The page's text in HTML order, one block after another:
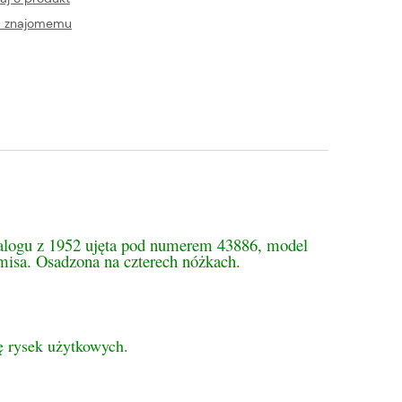
znajomemu
z 1952 ujęta pod numerem 43886, model
Osadzona na czterech nóżkach.
rysek użytkowych.